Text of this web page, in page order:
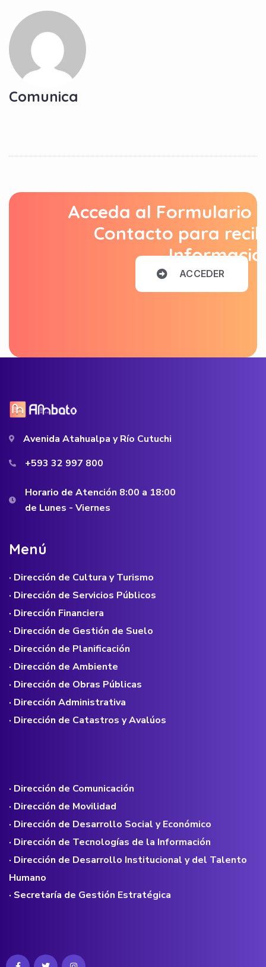
Comunica
Acceda al Formulario
Contacto para
ACCEDER
Avenida Atahualpa y Río Cutuchi
+593 32 997 800
Horario de Atención 8:00 a 18:00
de Lunes - Viernes
Menú
· Dirección de Cultura y Turismo
· Dirección de Servicios Públicos
· Dirección Financiera
· Dirección de Gestión de Suelo
· Dirección de Planificación
· Dirección de Ambiente
· Dirección de Obras Públicas
· Dirección Administrativa
· Dirección de Catastros y Avalúos
· Dirección de Comunicación
· Dirección de Movilidad
· Dirección de Desarrollo Social y Económico
· Dirección de Tecnologías de la Información
· Dirección de Desarrollo Institucional y del Talento
Humano
· Secretaría de Gestión Estratégica